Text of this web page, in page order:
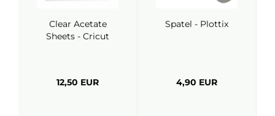
Clear Acetate
Sheets - Cricut
12,50 EUR
Spatel - Plottix
4,90 EUR